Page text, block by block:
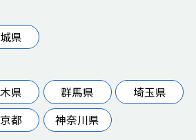
県
県 群馬県
埼玉県
都 神奈川県